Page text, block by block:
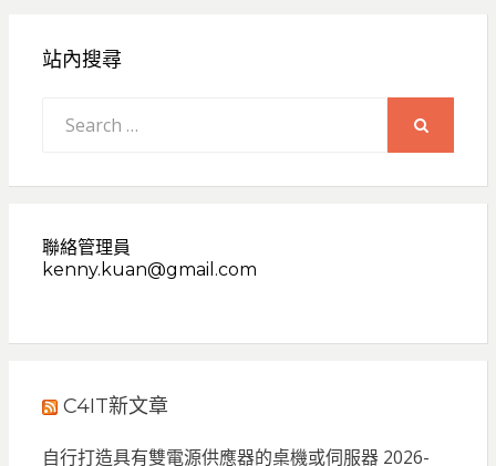
站內搜尋
for:
聯絡管理員
kenny.kuan@gmail.com
C4IT新文章
自行打造具有雙電源供應器的桌機或伺服器 2026-